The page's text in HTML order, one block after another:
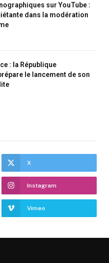
sur YouTube :
dans la modération
: la République
le lancement de son
X
Instagram
Vimeo